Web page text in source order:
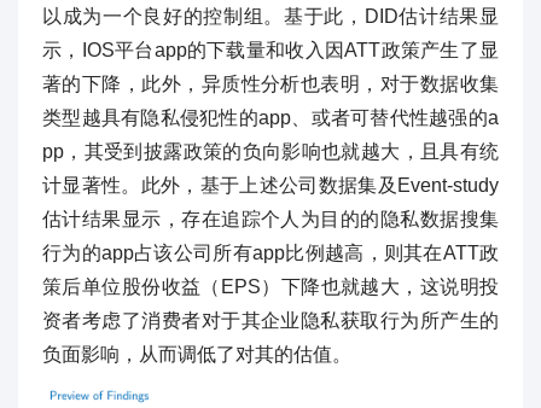
以成为一个良好的控制组。基于此，DID估计结果显
示，IOS平台app的下载量和收入因ATT政策产生了显
著的下降，此外，异质性分析也表明，对于数据收集
类型越具有隐私侵犯性的app、或者可替代性越强的a
pp，其受到披露政策的负向影响也就越大，且具有统
计显著性。此外，基于上述公司数据集及Event-study
估计结果显示，存在追踪个人为目的的隐私数据搜集
行为的app占该公司所有app比例越高，则其在ATT政
策后单位股份收益（EPS）下降也就越大，这说明投
资者考虑了消费者对于其企业隐私获取行为所产生的
负面影响，从而调低了对其的估值。